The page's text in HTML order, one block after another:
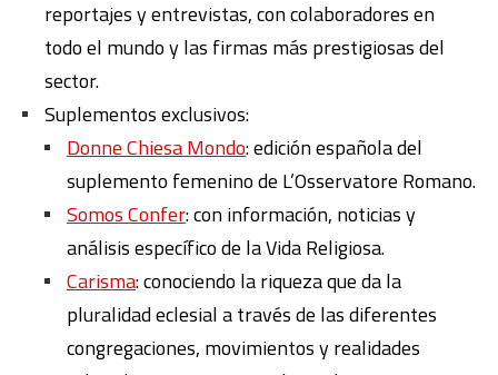
reportajes y entrevistas, con colaboradores en
todo el mundo y las firmas más prestigiosas del
sector.
Suplementos exclusivos:
Donne Chiesa Mondo: edición española del
suplemento femenino de L’Osservatore Romano.
Somos Confer: con información, noticias y
análisis específico de la Vida Religiosa.
Carisma: conociendo la riqueza que da la
pluralidad eclesial a través de las diferentes
congregaciones, movimientos y realidades